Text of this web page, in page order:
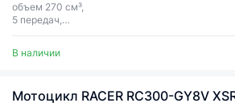
объем 270 см³,
5 передач,
электростартер.
В наличии
Мотоцикл RACER RC300-GY8V